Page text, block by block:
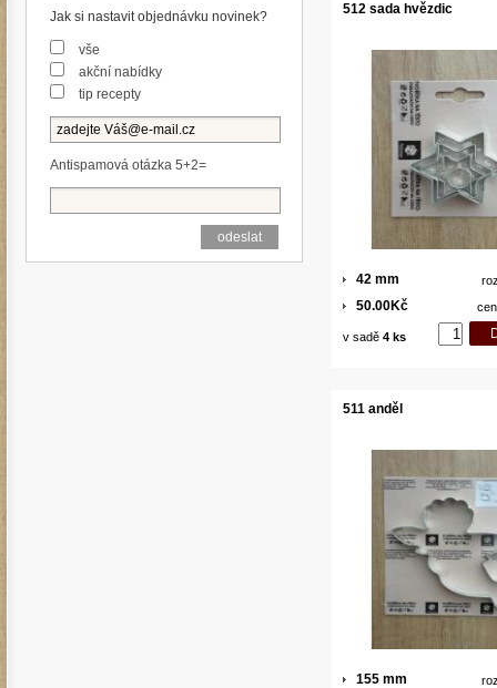
512 sada hvězdic
42 mm
50.00Kč
v sadě 4 ks
511 anděl
155 mm
Jak si nastavit objednávku novinek?
vše
akční nabídky
tip recepty
Antispamová otázka 5+2=